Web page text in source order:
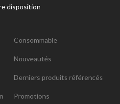
disposition
Consommable
Nouveautés
Derniers produits référencés
Promotions